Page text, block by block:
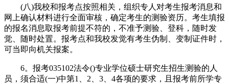
(八)我校和报考点按照相关，组织专人对考生报考消息和
网上确认材料进行全面审核，确定考生的测验资历。考生填报
的报名消息取报考前提不符的，不准予测验、登科，随时发
觉、随时处置。报考点和我校发觉有考生伪制、变制证件时，
可当即向机关报案。
6。报考035102法令()专业学位硕士研究生招生测验的人
员，须合适(一)中第1、2、3、4各项的要求，且报考前所学专